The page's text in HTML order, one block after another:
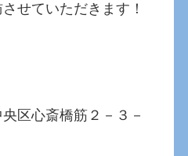
せていただきます！
心斎橋筋２－３－